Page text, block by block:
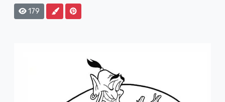
179